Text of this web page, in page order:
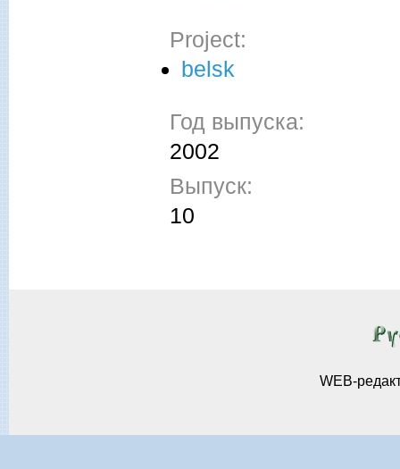
Project:
belsk
Год выпуска:
2002
Выпуск:
10
WEB-